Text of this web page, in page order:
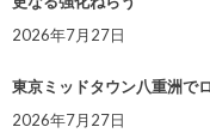
2026年7月27日
東京ミッドタウン八重洲で
2026年7月27日